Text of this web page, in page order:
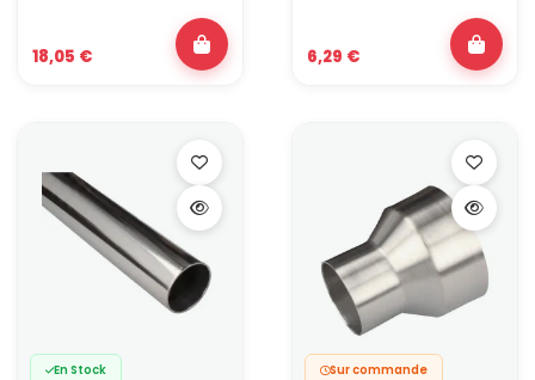
18,05 € 6,29 €
En Stock Sur commande